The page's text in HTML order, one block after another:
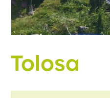
Tolosa